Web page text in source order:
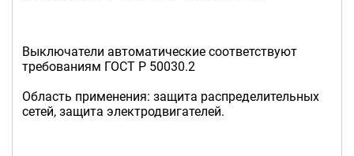
Выключатели автоматические соответствуют
требованиям ГОСТ Р 50030.2
Область применения: защита распределительных
сетей, защита электродвигателей.